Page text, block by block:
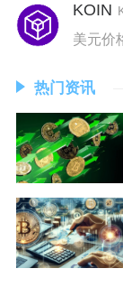
KOIN
美元价
热门资讯